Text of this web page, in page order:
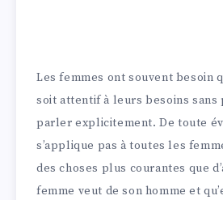
Les femmes ont souvent besoin
soit attentif à leurs besoins sans
parler explicitement. De toute
s’applique pas à toutes les
des choses plus courantes que
femme veut de son homme et